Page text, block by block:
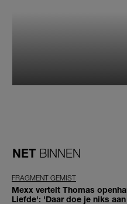
NET BINNEN
FRAGMENT GEMIST
Mexx vertelt Thomas
Liefde': 'Daar doe je niks